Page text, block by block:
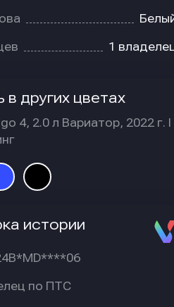
1
других цветах
4, 2.0 л Вариатор, 2022 г. I
истории
по ПТС